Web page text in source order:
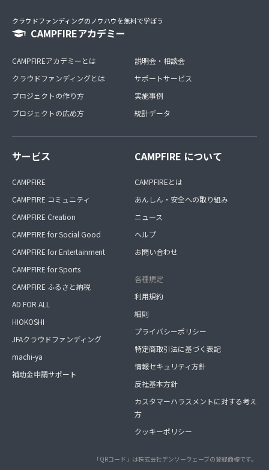
クラウドファンディングのノウハウを無料で学ぼう
CAMPFIREアカデミー
CAMPFIREアカデミーとは
クラウドファンディングとは
プロジェクトの作り方
プロジェクトの広め方
説明会・相談会
サポートサービス
実施事例
統計データ
サービス
CAMPFIRE
CAMPFIRE コミュニティ
CAMPFIRE Creation
CAMPFIRE for Social Good
CAMPFIRE for Entertainment
CAMPFIRE for Sports
CAMPFIRE ふるさと納税
AD FOR ALL
HIOKOSHI
JFAクラウドファンディング
machi-ya
補助金申請サポート
CAMPFIRE について
CAMPFIREとは
あんしん・安全への取り組み
ニュース
ヘルプ
お問い合わせ
各種規定
利用規約
細則
プライバシーポリシー
特定商取引法に基づく表記
情報セキュリティ方針
反社基本方針
カスタマーハラスメントに対する考え
方
クッキーポリシー
「QRコード」は株式会社デンソーウェーブの登録商標です。